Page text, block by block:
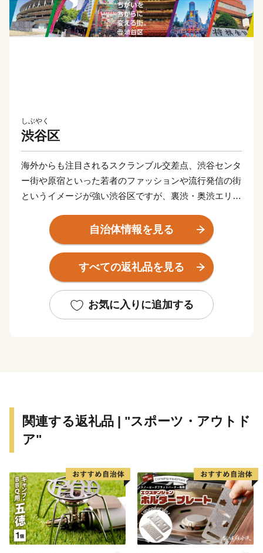
しぶやく
渋谷区
海外からも注目されるスクランブル交差点、渋谷センタ
ー街や原宿といった若者のファッションや流行発信の街
というイメージが強い渋谷区ですが、裏渋・奥渋エリア
や、笹塚・幡ヶ谷・初台地区等の人情味が漂う街、 緑
に囲まれて文化・歴史を感じる代々木・千駄ヶ谷地区な
ど、様々な魅力にあふれています。
また、100年に一度とも言われる渋谷駅周辺のまちづく
皆さまに、いつの時代も文化の発信地である渋谷区の魅
力を体験・お楽しみいただけるような返礼品をご用意し
時
自治体情報を見る
すべての返礼品を見る
お気に入りに追加する
関連する返礼品 | "スポーツ・アウトド
ア"